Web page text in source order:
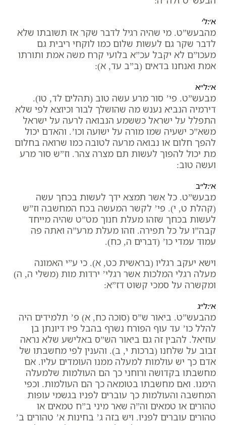
א׳:ל׳
מהבעש”ט. מי שהיה רגיל לדבר שקר אז תשובתו שלא
לדבר שקר גם לעשות שלום כמו לוקחי ריבית גם
מעכו”ם לא יקבל עכ”א בלועי קרח משה אמת ותורתו
אמת ואנחנו בדאים (ב”ב עד, א):
א׳:ל״א
מבעש”ט. פי’ סור מרע עשה טוב (תהלים לד, טו).
דירמיה הנביא נענש מה שהושלך לבור וכיוצא לפי שלא
התפלל על ישראל כששמע הנבואה לרעה על ישראל
משא”כ ישעיה שמו מורה על ישועה וכו’. והאדם יכול
להפך חלום או נבואה מרעה לטובה כמו שרואה בחלום
מת יכול להפוך לעשות תם מצרה צהר. וז”ש סור מרע
ועשה טוב:
א׳:ל״ב
מבעש”ט. כל אשר תמצא ידך לעשות בכחך עשה
(קהלת ט, י). פי’ לקשר המעשה בכח המחשבה וז”ש
לעשות בכחך שזהו מעלת חנוך מט”ט שהיה מייחד
קבה”ו על כל תפירה. וזהו מעלת מרע”ה ואתה פה
עמוד עמדי כו’ (דברים ה, כח).
וישא יעקב רגליו (בראשית כט, א). כי ע”י האמונה
מעלה רגלי המלכות אשר רגלי’ ירדות מות (משלי ה, ה)
ומקשרה על סמכי קשוט דז”א:
א׳:ל״ג
מהבעש”ט. ביאור ש”ס (סוכה כח, א) פ’ תלמידים היה
להלל כו’ עד עוף הפורח נשרף בהבל פיו דיונתן בן
עוזיאל. להבין זה גם ביאור הש”ס באלישע שלא נראה
זבוב על שלחנו (ברכות י, ב). והענין לפי מחשבתו של
אדם כך יש עולמות למעלה ממנו העומדים עליו. אם
מחשבתו בקדושה ורוחני כך הם העולמות שלמעלה
הימנו. ואם מחשבתו בטומאה כך הם העולמות. וכפי
המחשבה והעולמות כך עוברים לפניו בגשמי עופות
טהורים או טמאים וה”ה שאר מיני ב”ח טמאים או
טהורים עוברים לפניו. ויש בזה ג’ בחינות א’ טהורים ב’